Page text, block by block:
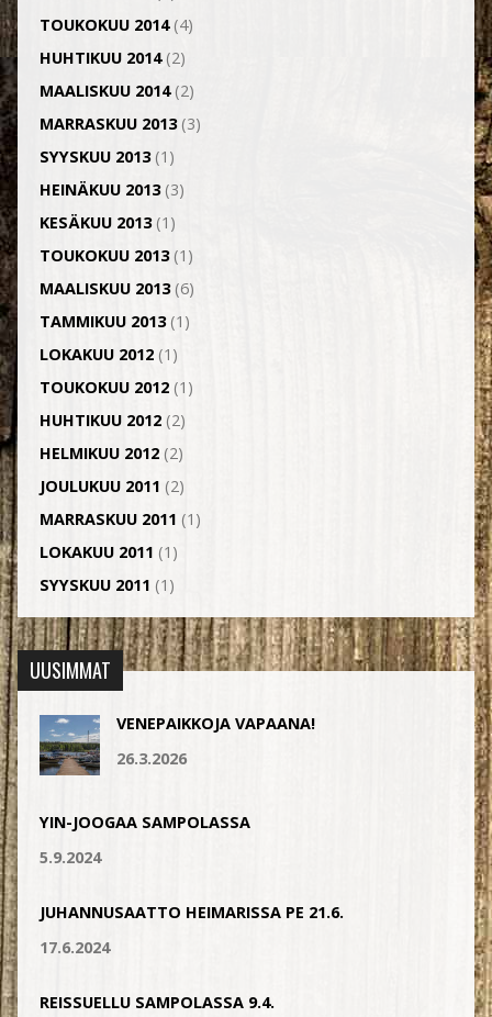
TOUKOKUU 2014(4)
HUHTIKUU 2014(2)
MAALISKUU 2014(2)
MARRASKUU 2013(3)
SYYSKUU 2013(1)
HEINÄKUU 2013(3)
KESÄKUU 2013(1)
TOUKOKUU 2013(1)
MAALISKUU 2013(6)
TAMMIKUU 2013(1)
LOKAKUU 2012(1)
TOUKOKUU 2012(1)
HUHTIKUU 2012(2)
HELMIKUU 2012(2)
JOULUKUU 2011 (2)
MARRASKUU 2011 (1)
LOKAKUU 2011 (1)
SYYSKUU 2011 (1)
UUSIMMAT
VENEPAIKKOJA VAPAANA!
26.3.2026
YIN-JOOGAA SAMPOLASSA
5.9.2024
JUHANNUSAATTO HEIMARISSA PE 21.6.
17.6.2024
REISSUELLU SAMPOLASSA 9.4.